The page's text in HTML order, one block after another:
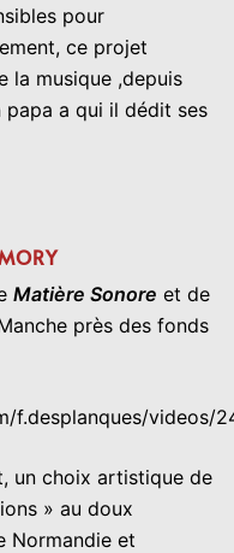
pour
ce projet
la musique ,depuis
papa a qui il dédit ses
Matière Sonore et de
près des fonds
f.desplanques/videos/
un choix artistique de
» au doux
Normandie et